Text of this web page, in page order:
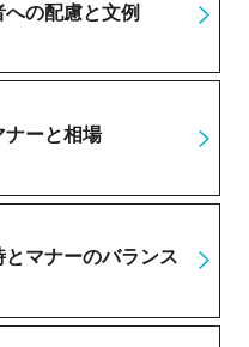
の配慮と文例
ナーと相場
マナーのバランス